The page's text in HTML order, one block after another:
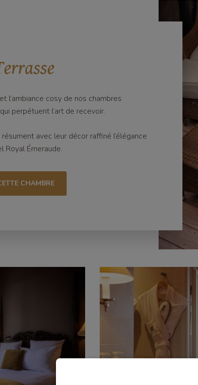
l’ambiance cosy de nos chambres
perpétuent l’art de recevoir.
résument avec leur décor raffiné l’élégance
Royal Émeraude.
CHAMBRE